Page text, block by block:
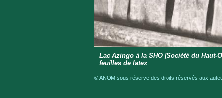
Lac Azingo à la SHO [Société du Haut-
feuilles de latex
© ANOM sous réserve des droits réservés aux